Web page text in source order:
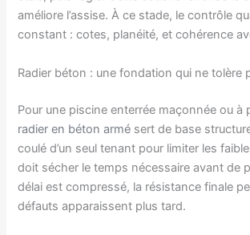
améliore l’assise. À ce stade, le contrôle
constant : cotes, planéité, et cohérence
Radier béton : une fondation qui ne tolère
Pour une piscine enterrée maçonnée ou à
radier en béton armé sert de base
coulé d’un seul tenant pour limiter les
doit sécher le temps nécessaire avant de
délai est compressé, la résistance finale
défauts apparaissent plus tard.